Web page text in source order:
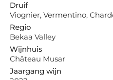
Druif
Viognier, Vermentino,
Regio
Bekaa Valley
Wijnhuis
Château Musar
Jaargang wijn